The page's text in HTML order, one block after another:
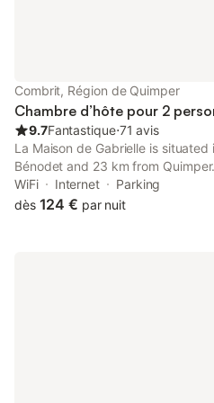
centre-ville à 1,5 km. Les activités
voile, la plongée avec tuba, la
l'équitation
Combrit, Région de Quimper
Chambre d’hôte pour 2
9.7Fantastique⋅71 avis
La Maison de Gabrielle is
Bénodet and 23 km from
screen TV. Certain units feature a
relax. You will find a coffee
WiFi Internet
Parking
dès 124 € par nuit